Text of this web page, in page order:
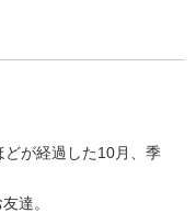
が経過した10月、季
達。